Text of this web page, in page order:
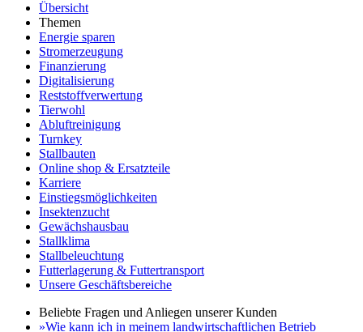
Übersicht
Themen
Energie sparen
Stromerzeugung
Finanzierung
Digitalisierung
Reststoffverwertung
Tierwohl
Abluftreinigung
Turnkey
Stallbauten
Online shop & Ersatzteile
Karriere
Einstiegsmöglichkeiten
Insektenzucht
Gewächshausbau
Stallklima
Stallbeleuchtung
Futterlagerung & Futtertransport
Unsere Geschäftsbereiche
Beliebte Fragen und Anliegen unserer Kunden
»Wie kann ich in meinem landwirtschaftlichen Betrieb